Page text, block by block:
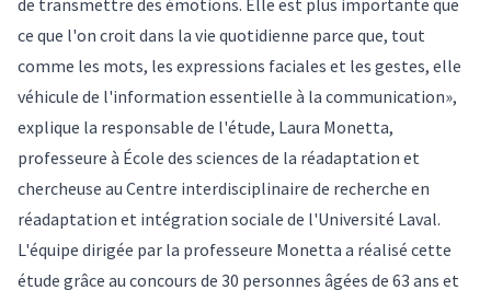
ce que l'on croit dans la vie quotidienne parce que, tout
comme les mots, les expressions faciales et les gestes, elle
véhicule de l'information essentielle à la communication»,
explique la responsable de l'étude, Laura Monetta,
professeure à École des sciences de la réadaptation et
chercheuse au Centre interdisciplinaire de recherche en
réadaptation et intégration sociale de l'Université Laval.
L'équipe dirigée par la professeure Monetta a réalisé cette
étude grâce au concours de 30 personnes âgées de 63 ans et